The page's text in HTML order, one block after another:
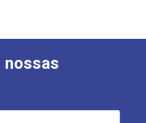
nossas